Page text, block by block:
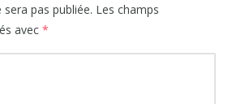
pas publiée. Les champs
avec *